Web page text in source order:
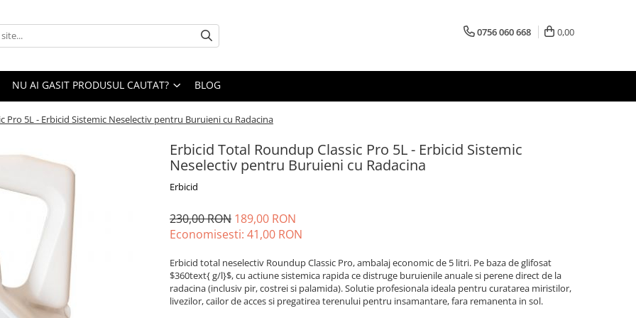
0756 060 668 0,00
NU AI GASIT PRODUSUL CAUTAT? BLOG
Pro 5L - Erbicid Sistemic Neselectiv pentru Buruieni cu Radacina
Erbicid Total Roundup Classic Pro 5L - Erbicid Sistemic
Neselectiv pentru Buruieni cu Radacina
Erbicid
230,00 RON 189,00 RON
Economisesti: 41,00 RON
Erbicid total neselectiv Roundup Classic Pro, ambalaj economic de 5 litri. Pe baza de glifosat
$360text{ g/l}$, cu actiune sistemica rapida ce distruge buruienile anuale si perene direct de la
radacina (inclusiv pir, costrei si palamida). Solutie profesionala ideala pentru curatarea miristilor,
livezilor, cailor de acces si pregatirea terenului pentru insamantare, fara remanenta in sol.